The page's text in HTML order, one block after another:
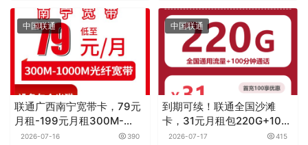
中国联通
联通广西南宁宽带卡，79元
月租-199元月租300M-
1000M50G-200G+500分
2026-07-16 390
中国联通
到期可续！联通全国沙滩
卡，31元月租包220G+100
分钟
2026-07-17 415